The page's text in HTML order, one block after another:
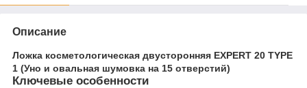
Описание
Ложка косметологическая двусторонняя EXPERT 20 TYPE
1 (Уно и овальная шумовка на 15 отверстий)
Ключевые особенности